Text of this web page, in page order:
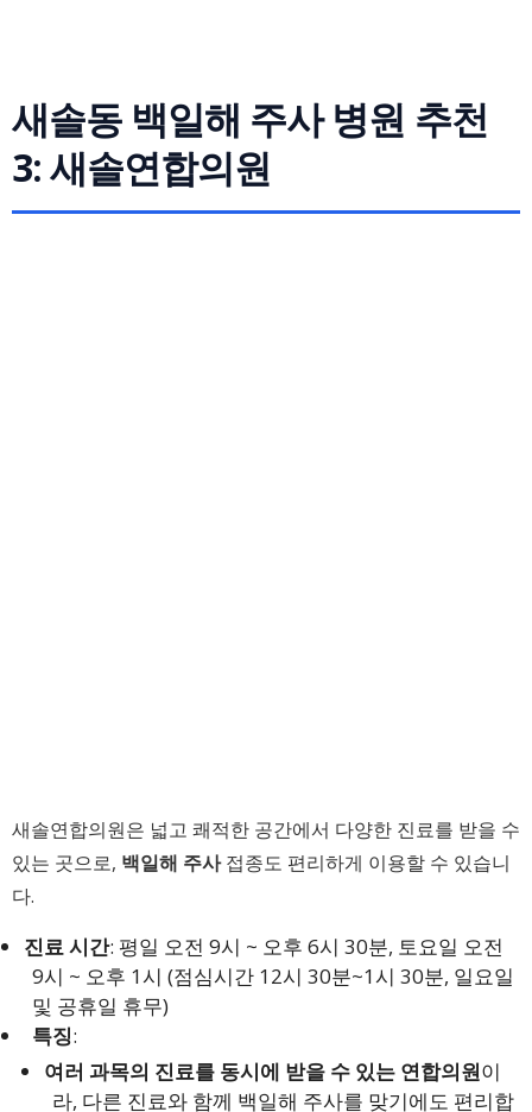
새솔동 백일해 주사 병원 추천
3: 새솔연합의원
새솔연합의원은 넓고 쾌적한 공간에서 다양한 진료를 받을 수
있는 곳으로, 백일해 주사접종도 편리하게 이용할 수 있습니
다.
진료 시간: 평일 오전 9시 ~ 오후 6시 30분, 토요일 오전
9시 ~ 오후 1시 (점심시간 12시 30분~1시 30분, 일요일
및 공휴일 휴무)
특징:
여러 과목의 진료를 동시에 받을 수 있는 연합의원이
라, 다른 진료와 함께 백일해 주사를 맞기에도 편리합